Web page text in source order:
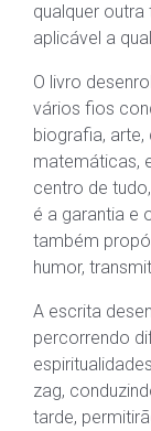
qualquer outra
aplicável a
O livro
vários fios
biografia,
matemáticas,
centro de
é a garantia e
também
humor,
A escrita
percorrendo
zag,
tarde,